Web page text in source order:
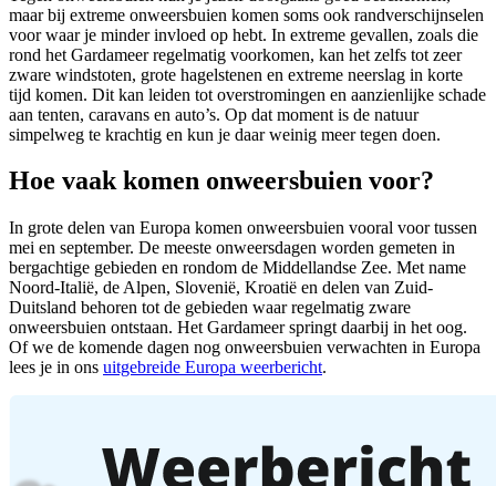
maar bij extreme onweersbuien komen soms ook randverschijnselen
voor waar je minder invloed op hebt. In extreme gevallen, zoals die
rond het Gardameer regelmatig voorkomen, kan het zelfs tot zeer
zware windstoten, grote hagelstenen en extreme neerslag in korte
tijd komen. Dit kan leiden tot overstromingen en aanzienlijke schade
aan tenten, caravans en auto’s. Op dat moment is de natuur
simpelweg te krachtig en kun je daar weinig meer tegen doen.
Hoe vaak komen onweersbuien voor?
In grote delen van Europa komen onweersbuien vooral voor tussen
mei en september. De meeste onweersdagen worden gemeten in
bergachtige gebieden en rondom de Middellandse Zee. Met name
Noord-Italië, de Alpen, Slovenië, Kroatië en delen van Zuid-
Duitsland behoren tot de gebieden waar regelmatig zware
onweersbuien ontstaan. Het Gardameer springt daarbij in het oog.
Of we de komende dagen nog onweersbuien verwachten in Europa
lees je in ons uitgebreide Europa weerbericht.